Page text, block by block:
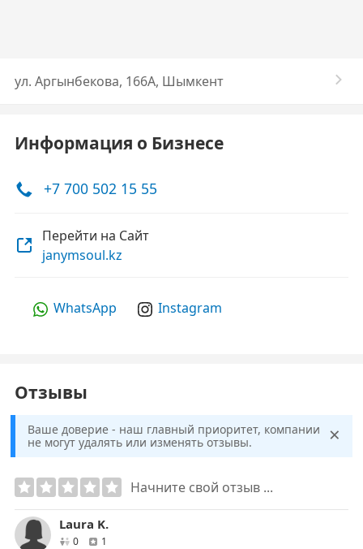
​ул. Аргынбекова, 166А, Шымкент
Информация о Бизнесе
+7 700 502 15 55
Перейти на Сайт
janymsoul.kz
WhatsApp Instagram
Отзывы
Ваше доверие - наш главный приоритет, компании
не могут удалять или изменять отзывы.
×
Начните свой отзыв ...
Laura K.
0друзей1